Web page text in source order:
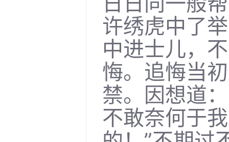
许绣虎中了
中进士儿，
悔。追悔当
禁。因想道
不敢奈何于